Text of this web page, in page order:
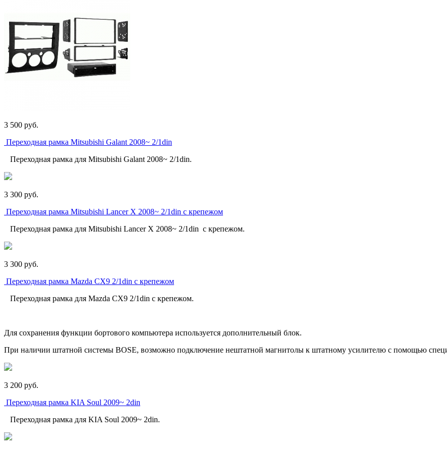
3 500 pуб.
Переходная рамка Mitsubishi Galant 2008~ 2/1din
Переходная рамка для Mitsubishi Galant 2008~ 2/1din.
3 300 pуб.
Переходная рамка Mitsubishi Lancer X 2008~ 2/1din с крепежом
Переходная рамка для Mitsubishi Lancer X 2008~ 2/1din с крепежом.
3 300 pуб.
Переходная рамка Mazda CX9 2/1din с крепежом
Переходная рамка для Mazda CX9 2/1din с крепежом.
Для сохранения функции бортового компьютера используется дополнительный блок.
При наличии штатной системы BOSE, возможно подключение нештатной магнитолы к штатному усилителю с помощью
3 200 pуб.
Переходная рамка KIA Soul 2009~ 2din
Переходная рамка для KIA Soul 2009~ 2din.